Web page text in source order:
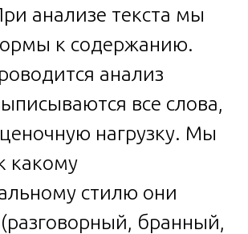
анализе текста мы
к содержанию.
анализ
все слова,
нагрузку. Мы
какому
стилю они
(разговорный, бранный,